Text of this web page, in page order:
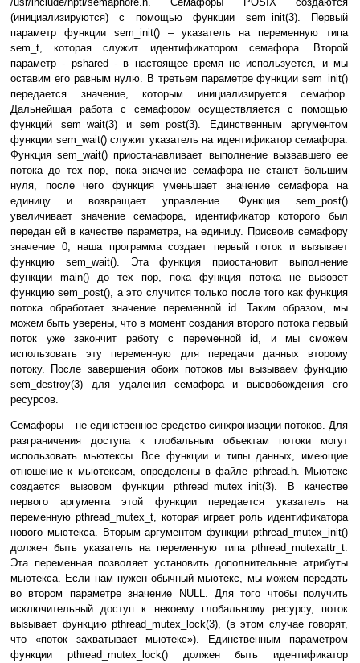
(инициализируются) с помощью функции sem_init(3). Первый
параметр функции sem_init() – указатель на переменную типа
sem_t, которая служит идентификатором семафора. Второй
параметр - pshared - в настоящее время не используется, и мы
оставим его равным нулю. В третьем параметре функции sem_init()
передается значение, которым инициализируется семафор.
Дальнейшая работа с семафором осуществляется с помощью
функций sem_wait(3) и sem_post(3). Единственным аргументом
функции sem_wait() служит указатель на идентификатор семафора.
Функция sem_wait() приостанавливает выполнение вызвавшего ее
потока до тех пор, пока значение семафора не станет большим
нуля, после чего функция уменьшает значение семафора на
единицу и возвращает управление. Функция sem_post()
увеличивает значение семафора, идентификатор которого был
передан ей в качестве параметра, на единицу. Присвоив семафору
значение 0, наша программа создает первый поток и вызывает
функцию sem_wait(). Эта функция приостановит выполнение
функции main() до тех пор, пока функция потока не вызовет
функцию sem_post(), а это случится только после того как функция
потока обработает значение переменной id. Таким образом, мы
можем быть уверены, что в момент создания второго потока первый
поток уже закончит работу с переменной id, и мы сможем
использовать эту переменную для передачи данных второму
потоку. После завершения обоих потоков мы вызываем функцию
sem_destroy(3) для удаления семафора и высвобождения его
ресурсов.
Семафоры – не единственное средство синхронизации потоков. Для
разграничения доступа к глобальным объектам потоки могут
использовать мьютексы. Все функции и типы данных, имеющие
отношение к мьютексам, определены в файле pthread.h. Мьютекс
создается вызовом функции pthread_mutex_init(3). В качестве
первого аргумента этой функции передается указатель на
переменную pthread_mutex_t, которая играет роль идентификатора
нового мьютекса. Вторым аргументом функции pthread_mutex_init()
должен быть указатель на переменную типа pthread_mutexattr_t.
Эта переменная позволяет установить дополнительные атрибуты
мьютекса. Если нам нужен обычный мьютекс, мы можем передать
во втором параметре значение NULL. Для того чтобы получить
исключительный доступ к некоему глобальному ресурсу, поток
вызывает функцию pthread_mutex_lock(3), (в этом случае говорят,
что «поток захватывает мьютекс»). Единственным параметром
функции pthread_mutex_lock() должен быть идентификатор